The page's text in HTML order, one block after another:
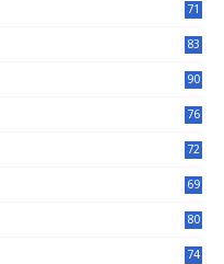
71
83
90
76
72
69
80
74